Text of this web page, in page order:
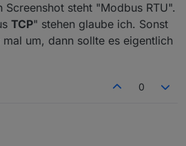
Screenshot steht "Modbus RTU".
TCP" stehen glaube ich. Sonst
um, dann sollte es eigentlich
0